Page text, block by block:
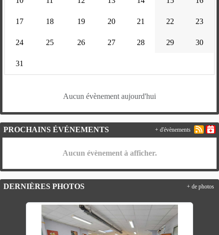
17 18 19 20 21 22 23
24 25 26 27 28 29 30
31
Aucun évènement aujourd'hui
PROCHAINS ÉVÉNEMENTS
Aucun évènement à afficher.
+ d'évènements
DERNIÈRES PHOTOS + de photos